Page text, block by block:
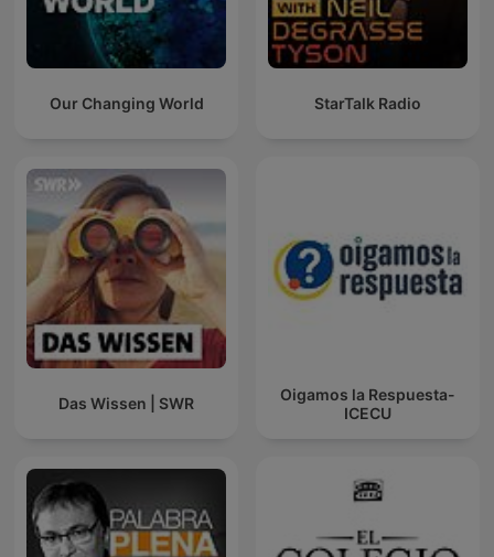
Our Changing World StarTalk Radio
Das Wissen | SWR
Oigamos la Respuesta-
ICECU